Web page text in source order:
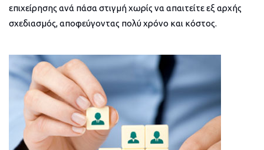
επιχείρησης ανά πάσα στιγμή χωρίς να απαιτείτε εξ αρχής
σχεδιασμός, αποφεύγοντας πολύ χρόνο και κόστος.